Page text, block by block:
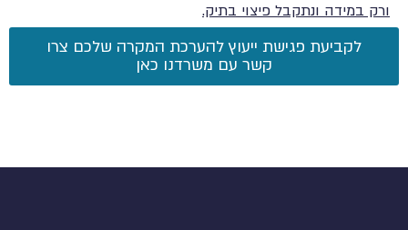
ורק במידה ונתקבל פיצוי בתיק.
לקביעת פגישת ייעוץ להערכת המקרה שלכם צרו
קשר עם משרדנו כאן